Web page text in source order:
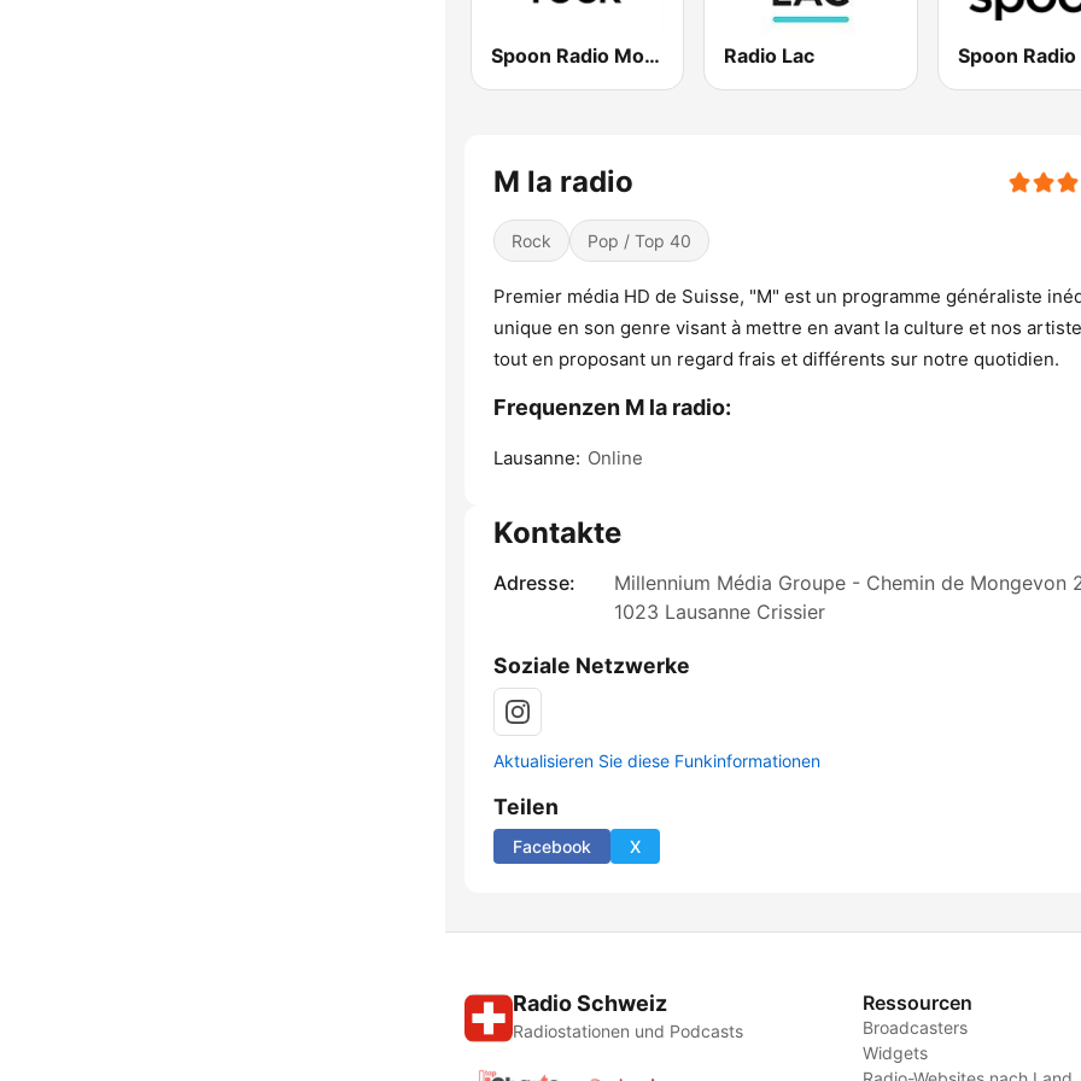
Spoon Radio Modern Rock Radio Lac Spoon Radio
M la radio
Rock Pop / Top 40
Premier média HD de Suisse, "M" est un programme généraliste
unique en son genre visant à mettre en avant la culture et nos
tout en proposant un regard frais et différents sur notre quotidien.
Frequenzen M la radio:
Lausanne: Online
Kontakte
Adresse:
Millennium Média Groupe - Chemin de Mongevon
1023 Lausanne Crissier
Soziale Netzwerke
Aktualisieren Sie diese Funkinformationen
Teilen
Facebook X
Radio Schweiz
Radiostationen und Podcasts
Ressourcen
Broadcasters
Widgets